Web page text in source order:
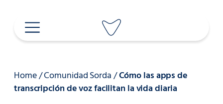
contenido
Home/Comunidad Sorda/Cómo las apps de
transcripción de voz facilitan la vida diaria